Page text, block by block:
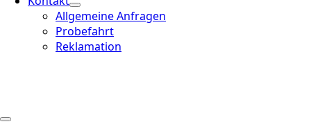
Allgemeine Anfragen
Probefahrt
Reklamation